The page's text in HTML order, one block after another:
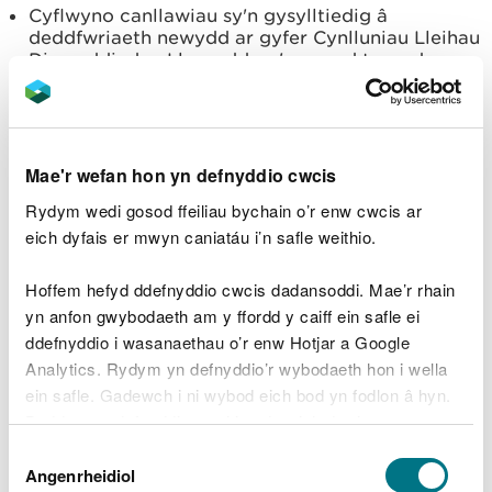
Mae'r wefan hon yn defnyddio cwcis
Rydym wedi gosod ffeiliau bychain o’r enw cwcis ar
eich dyfais er mwyn caniatáu i’n safle weithio.
Hoffem hefyd ddefnyddio cwcis dadansoddi. Mae’r rhain
yn anfon gwybodaeth am y ffordd y caiff ein safle ei
ddefnyddio i wasanaethau o’r enw Hotjar a Google
Analytics. Rydym yn defnyddio’r wybodaeth hon i wella
ein safle. Gadewch i ni wybod eich bod yn fodlon â hyn.
Byddwn yn defnyddio cwci i gadw eich dewis.
Gellirdarllen mwy am ein cwcis cyn i chi ddewis.
Caniatâd
Angenrheidiol
Cyflwyno canllawiau sy'n gysylltiedig â
deddfwriaeth newydd ar gyfer Cynlluniau Lleihau
Digwyddiadau Llygredd, sy'n gosod targedau
newydd i herio cwmnïau dŵr i gyflawni
gwelliannau blynyddol.
Ar y cyd ag Asiantaeth yr Amgylchedd yn Lloegr,
perfformiad blynyddol i ddod i rym o 1 Ionawr
Dywedodd Nadia De Longhi, Pennaeth
“Rydym wedi gweld dirywiad enfawr ym
mherfformiad Dŵr Cymru ers 2020, ac er
gwaethaf rhybuddion ac ymyriadau dro ar
ôl tro nid ydynt wedi gallu gwrthdroi’r
duedd bryderus hon.
ddewis ond mynd ar drywydd nifer o
erlyniadau yn erbyn y cwmni ac mae’r